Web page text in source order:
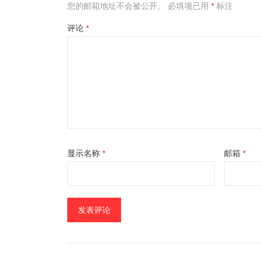
您的邮箱地址不会被公开。 必填项已用 *标注
评论 *
显示名称 * 邮箱*